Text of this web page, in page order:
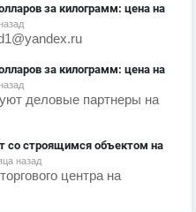
за килограмм: цена на
за килограмм: цена на
деловые партнеры на
со строящимся объектом на
назад
центра на